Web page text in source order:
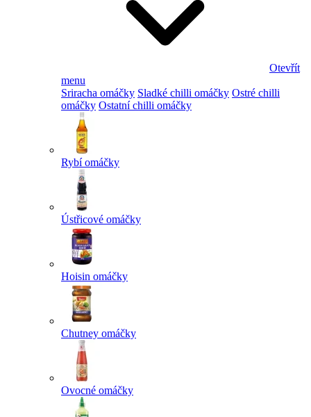
Otevřít
menu
Sriracha omáčky Sladké chilli omáčky Ostré chilli
omáčky Ostatní chilli omáčky
Rybí omáčky
Ústřicové omáčky
Hoisin omáčky
Chutney omáčky
Ovocné omáčky